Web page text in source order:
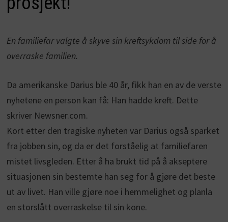
En familiefar valgte å skyve sin kreftsykdom til side for å
overraske familien.
Da amerikanske Darius ble 40 år, fikk han en av de verste
nyhetene en person kan få: Han hadde kreft. Dette
skriver Newsner.com.
Kort etter den tragiske nyheten var Darius også sparket
fra jobben sin, og da er det forståelig at familiefaren
mistet livsgleden. Etter å ha brukt tid på å akseptere
situasjonen sin bestemte han seg for å gjøre det beste
ut av livet. Han ville gjøre noe i hemmelighet og planla
en storslått overraskelse til sin kone.